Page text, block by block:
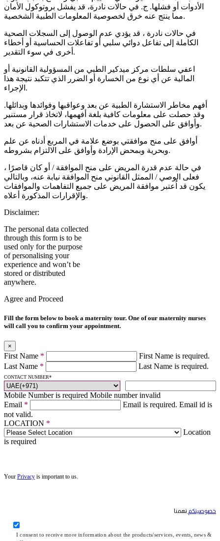
الأدوات أو فشلها. ج. في حالات نادرة، قد يفشل بروتوكول الأمان
مما ينتج عنه خرق لخصوصية المعلومات الطبية الشخصية.
في حالات نادرة ، قد يؤدي عدم الوصول إلى السجلات الصحية
الكاملة إلى تفاعل دوائي سلبي أو تفاعلات الحساسية أو أخطاء
أخرى في سوء التقدير.
اعفي سلطات مركز ميدكير الطبي من المسؤولية القانونية أو
المالية عن أي نوع من الخسارة أو الضرر الذي تتكبد نتيجة هذا
الإجراء.
أفهم مخاطر الاستشارة الطبية عن بعد وعواقبها وفوائدها وبدائلها.
وقد حصلت على معلومات كافية بلغة أفهمها، لاتخاذ قرار مستنير
وأوافق على الحصول على خدمات الاستشارات الصحية عن بعد.
أوافق على منح موافقتي بوضع علامة في المربع أدناه عن علم
وبحرية وبمحض الإرادة وأوافق على الالتزام بشروطه.
في حالة عدم قدرة المريض على منح الموافقة / أو كان قاصرًا ،
فعلى الوصي / الممثل القانوني منح الموافقة نيابة عنه، وبالتالي
يكون قد اُعتبر موافقة المريض على جميع التفاهمات والموافقات
والإقرارات المذكورة أعلاه.
Disclaimer:
The personal data collected
through this form is to be
used only for the purpose
of personalising your
experience and won’t be
stored or distributed
anywhere.
Agree and Proceed
Fill the form below to book a maternity tour. One of our maternity nurses
will call you to confirm your appointment.
×
First Name *
First Name is required.
Last Name * Last Name is required.
CONTACT NUMBER*
Mobile Number is required Mobile number invalid
Email * Email is required. Email id is
not valid.
LOCATION *
Location
is required
Your Privacy is important to us.
خصوصيتكم تهمنا
I consent to receive more information about the products/services, events, news &